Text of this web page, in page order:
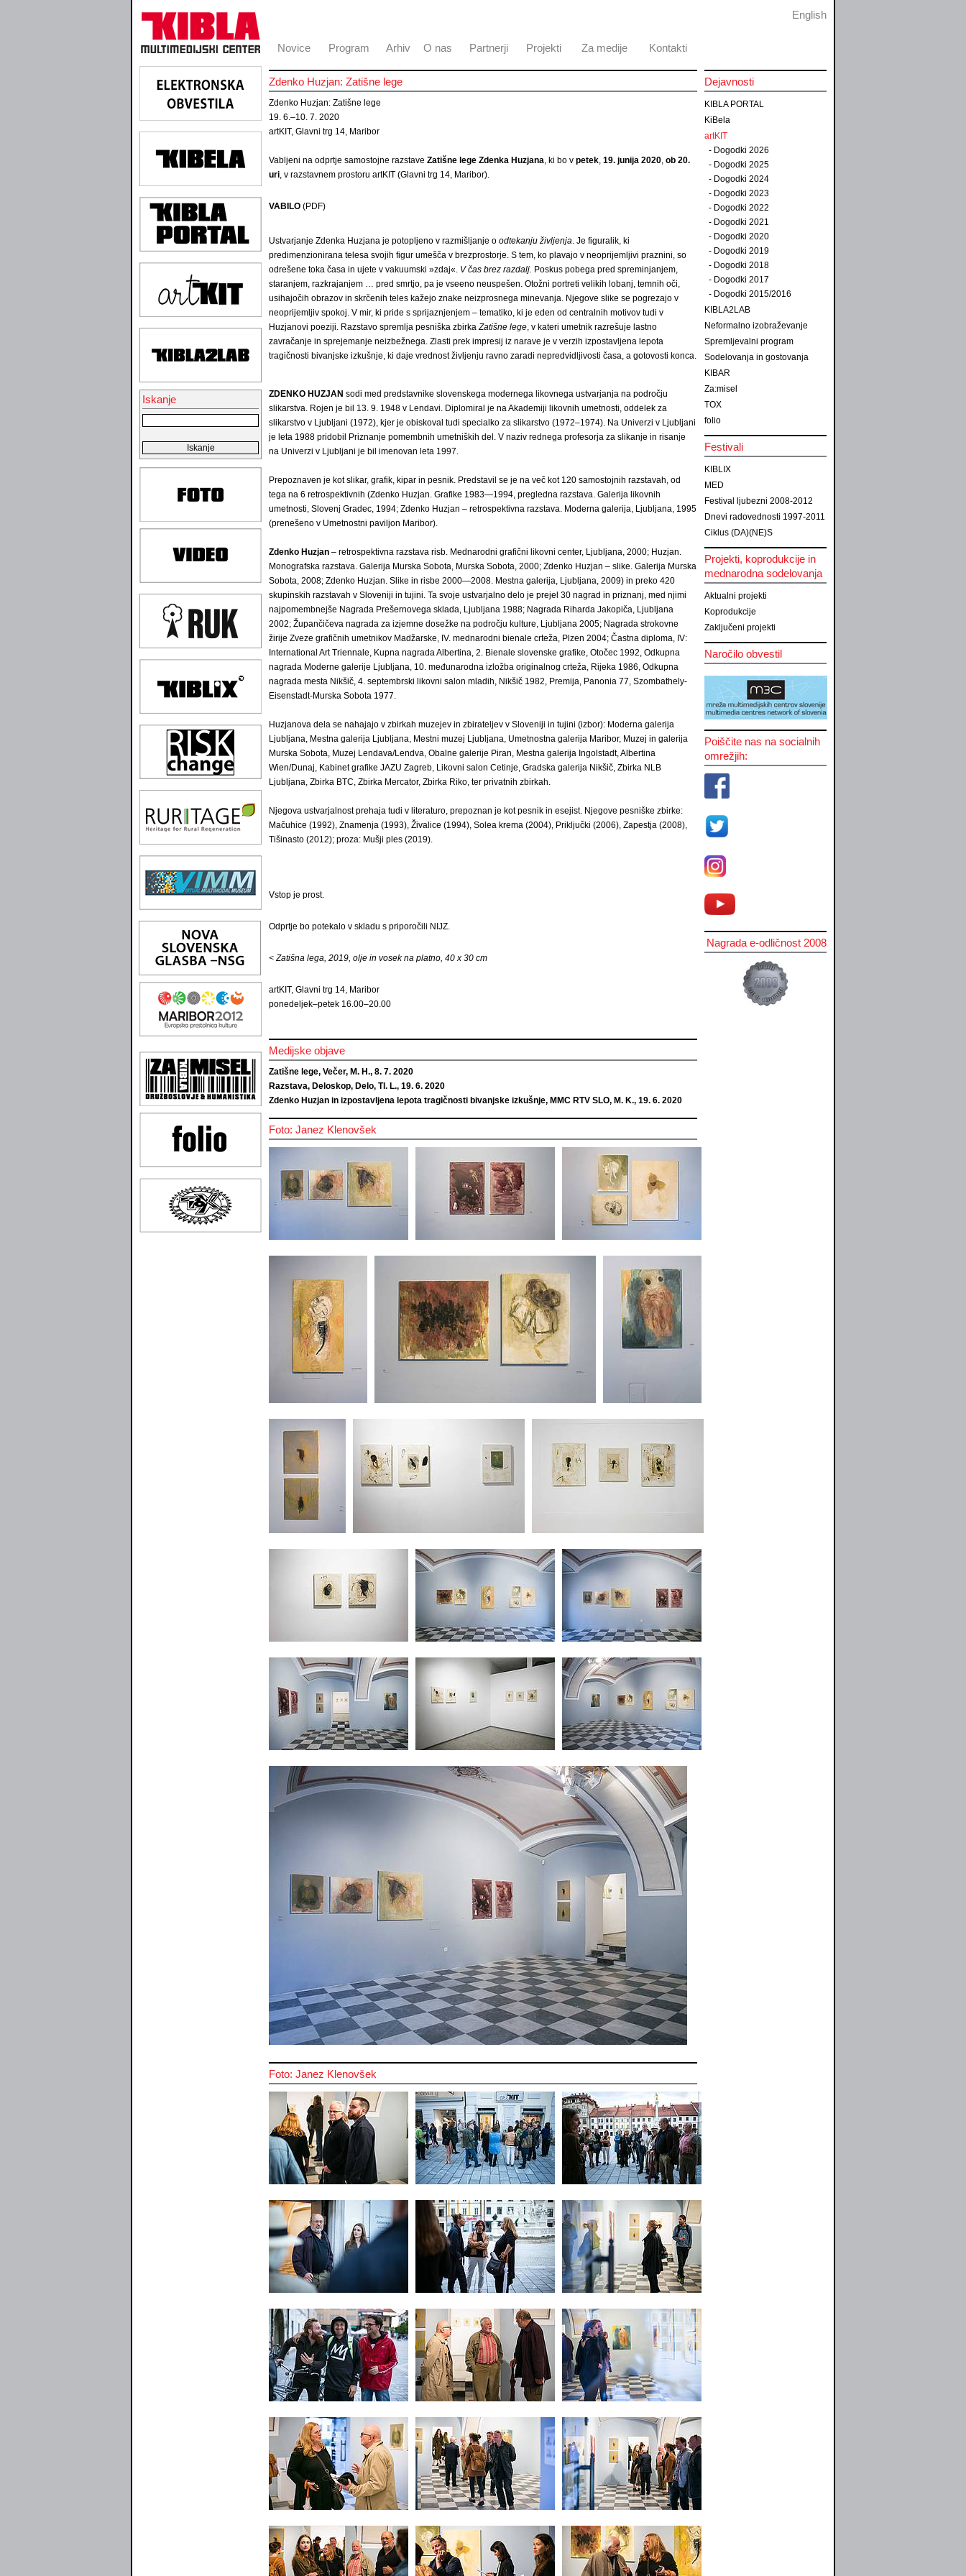
Novice Program Arhiv O nas Partnerji Projekti Za medije Kontakti
English
Iskanje
Zdenko Huzjan: Zatišne lege
Zdenko Huzjan: Zatišne lege
19. 6.–10. 7. 2020
artKIT, Glavni trg 14, Maribor
Vabljeni na odprtje samostojne razstave Zatišne lege Zdenka Huzjana, ki bo v petek, 19. junija 2020, ob 20.
uri, v razstavnem prostoru artKIT (Glavni trg 14, Maribor).
VABILO (PDF)
Ustvarjanje Zdenka Huzjana je potopljeno v razmišljanje o odtekanju življenja. Je figuralik, ki
predimenzionirana telesa svojih figur umešča v brezprostorje. S tem, ko plavajo v neoprijemljivi praznini, so
odrešene toka časa in ujete v vakuumski »zdaj«. V čas brez razdalj. Poskus pobega pred spreminjanjem,
staranjem, razkrajanjem … pred smrtjo, pa je vseeno neuspešen. Otožni portreti velikih lobanj, temnih oči,
usihajočih obrazov in skrčenih teles kažejo znake neizprosnega minevanja. Njegove slike se pogrezajo v
neoprijemljiv spokoj. V mir, ki pride s sprijaznjenjem – tematiko, ki je eden od centralnih motivov tudi v
Huzjanovi poeziji. Razstavo spremlja pesniška zbirkaZatišne lege, v kateri umetnik razrešuje lastno
zavračanje in sprejemanje neizbežnega. Zlasti prek impresij iz narave je v verzih izpostavljena lepota
tragičnosti bivanjske izkušnje, ki daje vrednost življenju ravno zaradi nepredvidljivosti časa, a gotovosti konca.
ZDENKO HUZJAN sodi med predstavnike slovenskega modernega likovnega ustvarjanja na področju
slikarstva. Rojen je bil 13. 9. 1948 v Lendavi. Diplomiral je na Akademiji likovnih umetnosti, oddelek za
slikarstvo v Ljubljani (1972), kjer je obiskoval tudi specialko za slikarstvo (1972–1974). Na Univerzi v Ljubljani
je leta 1988 pridobil Priznanje pomembnih umetniških del. V naziv rednega profesorja za slikanje in risanje
na Univerzi v Ljubljani je bil imenovan leta 1997.
Prepoznaven je kot slikar, grafik, kipar in pesnik. Predstavil se je na več kot 120 samostojnih razstavah, od
tega na 6 retrospektivnih (Zdenko Huzjan. Grafike 1983—1994, pregledna razstava. Galerija likovnih
umetnosti, Slovenj Gradec, 1994; Zdenko Huzjan – retrospektivna razstava. Moderna galerija, Ljubljana, 1995
(prenešeno v Umetnostni paviljon Maribor).
Zdenko Huzjan – retrospektivna razstava risb. Mednarodni grafični likovni center, Ljubljana, 2000; Huzjan.
Monografska razstava. Galerija Murska Sobota, Murska Sobota, 2000; Zdenko Huzjan – slike. Galerija Murska
Sobota, 2008; Zdenko Huzjan. Slike in risbe 2000—2008. Mestna galerija, Ljubljana, 2009) in preko 420
skupinskih razstavah v Sloveniji in tujini. Ta svoje ustvarjalno delo je prejel 30 nagrad in priznanj, med njimi
najpomembnejše Nagrada Prešernovega sklada, Ljubljana 1988; Nagrada Riharda Jakopiča, Ljubljana
2002; Župančičeva nagrada za izjemne dosežke na področju kulture, Ljubljana 2005; Nagrada strokovne
žirije Zveze grafičnih umetnikov Madžarske, IV. mednarodni bienale crteža, Plzen 2004; Častna diploma, IV:
International Art Triennale, Kupna nagrada Albertina, 2. Bienale slovenske grafike, Otočec 1992, Odkupna
nagrada Moderne galerije Ljubljana, 10. međunarodna izložba originalnog crteža, Rijeka 1986, Odkupna
nagrada mesta Nikšič, 4. septembrski likovni salon mladih, Nikšič 1982, Premija, Panonia 77, Szombathely-
Eisenstadt-Murska Sobota 1977.
Huzjanova dela se nahajajo v zbirkah muzejev in zbirateljev v Sloveniji in tujini (izbor): Moderna galerija
Ljubljana, Mestna galerija Ljubljana, Mestni muzej Ljubljana, Umetnostna galerija Maribor, Muzej in galerija
Murska Sobota, Muzej Lendava/Lendva, Obalne galerije Piran, Mestna galerija Ingolstadt, Albertina
Wien/Dunaj, Kabinet grafike JAZU Zagreb, Likovni salon Cetinje, Gradska galerija Nikšič, Zbirka NLB
Ljubljana, Zbirka BTC, Zbirka Mercator, Zbirka Riko, ter privatnih zbirkah.
Njegova ustvarjalnost prehaja tudi v literaturo, prepoznan je kot pesnik in esejist. Njegove pesniške zbirke:
Mačuhice (1992), Znamenja (1993), Živalice (1994), Solea krema (2004), Priključki (2006), Zapestja (2008),
Tišinasto (2012); proza: Mušji ples (2019).
Vstop je prost.
Odprtje bo potekalo v skladu s priporočili NIJZ.
< Zatišna lega, 2019, olje in vosek na platno, 40 x 30 cm
artKIT, Glavni trg 14, Maribor
ponedeljek–petek 16.00–20.00
Medijske objave
Zatišne lege, Večer, M. H., 8. 7. 2020
Razstava, Deloskop, Delo, Tl. L., 19. 6. 2020
Zdenko Huzjan in izpostavljena lepota tragičnosti bivanjske izkušnje, MMC RTV SLO, M. K., 19. 6. 2020
Foto: Janez Klenovšek
Foto: Janez Klenovšek
Dejavnosti
KIBLA PORTAL
KiBela
artKIT
- Dogodki 2026
- Dogodki 2025
- Dogodki 2024
- Dogodki 2023
- Dogodki 2022
- Dogodki 2021
- Dogodki 2020
- Dogodki 2019
- Dogodki 2018
- Dogodki 2017
- Dogodki 2015/2016
KIBLA2LAB
Neformalno izobraževanje
Spremljevalni program
Sodelovanja in gostovanja
KIBAR
Za:misel
TOX
folio
Festivali
KIBLIX
MED
Festival ljubezni 2008-2012
Dnevi radovednosti 1997-2011
Ciklus (DA)(NE)S
Projekti, koprodukcije in
mednarodna sodelovanja
Aktualni projekti
Koprodukcije
Zaključeni projekti
Naročilo obvestil
Poiščite nas na socialnih
omrežjih:
Nagrada e-odličnost 2008